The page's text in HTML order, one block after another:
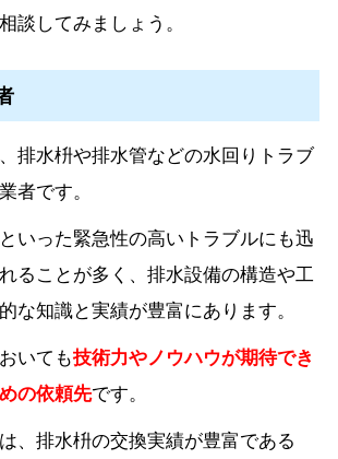
談してみましょう。
排水枡や排水管などの水回りトラブ
者です。
いった緊急性の高いトラブルにも迅
ることが多く、排水設備の構造や工
な知識と実績が豊富にあります。
いても技術力やノウハウが期待でき
の依頼先です。
、排水枡の交換実績が豊富である